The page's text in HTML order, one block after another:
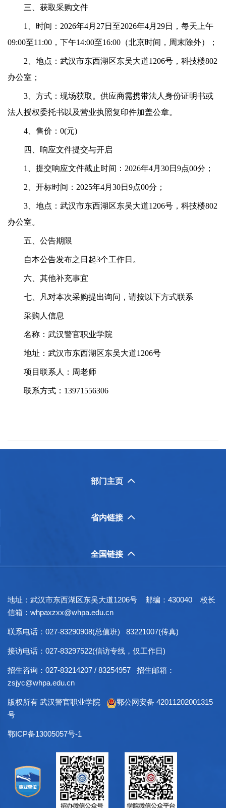
三、获取采购文件
1、时间：2026年4月27日至2026年4月29日，每天上午
09:00至11:00，下午14:00至16:00（北京时间，周末除外）
；
2、地点：武汉市东西湖区东吴大道1206号，科技楼802
办公室；
3、方式：现场获取。供应商需携带法人身份证明书或
法人授权委托书以及营业执照复印件加盖公章。
4、售价：0(元)
四、响应文件提交与开启
1、提交响应文件截止时间：2026年4月30日9点00分；
2、开标时间：2025年4月30日9点00分；
3、地点：武汉市东西湖区东吴大道1206号，科技楼802
办公室。
五、公告期限
自本公告发布之日起3个工作日。
六、其他补充事宜
七、凡对本次采购提出询问，请按以下方式联系
采购人信息
名称：武汉警官职业学院
地址：武汉市东西湖区东吴大道1206号
项目联系人：周老师
联系方式：13971556306
部门主页 
省内链接 
全国链接 
地址：武汉市东西湖区东吴大道1206号 邮编：430040 校长
信箱：whpaxzxx@whpa.edu.cn
联系电话：027-83290908(总值班) 83221007(传真)
接访电话：027-83297522(信访专线，仅工作日)
招生咨询：027-83214207 / 83254957 招生邮箱：
zsjyc@whpa.edu.cn
版权所有 武汉警官职业学院
鄂公网安备 42011202001315
号
鄂ICP备13005057号-1